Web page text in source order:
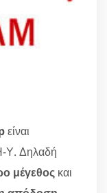
είναι
Υ. Δηλαδή
μέγεθος και